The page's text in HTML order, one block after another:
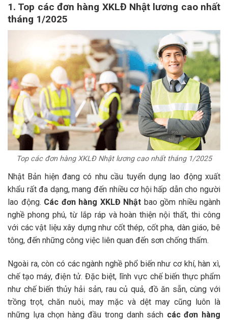
1. Top các đơn hàng XKLĐ Nhật lương cao nhất
tháng 1/2025
Top các đơn hàng XKLĐ Nhật lương cao nhất tháng 1/2025
Nhật Bản hiện đang có nhu cầu tuyển dụng lao động xuất
khẩu rất đa dạng, mang đến nhiều cơ hội hấp dẫn cho người
lao động. Các đơn hàng XKLĐ Nhật bao gồm nhiều ngành
nghề phong phú, từ lắp ráp và hoàn thiện nội thất, thi công
với các vật liệu xây dựng như cốt thép, cốt pha, dàn giáo, bê
tông, đến những công việc liên quan đến sơn chống thấm.
Ngoài ra, còn có các ngành nghề phổ biến như cơ khí, hàn xì,
chế tạo máy, điện tử. Đặc biệt, lĩnh vực chế biến thực phẩm
như chế biến thủy hải sản, rau củ quả, đồ ăn sẵn, cùng với
trồng trọt, chăn nuôi, may mặc và dệt may cũng luôn là
những lựa chọn hàng đầu trong danh sách các đơn hàng